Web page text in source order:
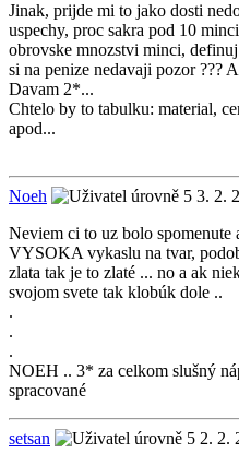
Jinak, prijde mi to jako dosti
uspechy, proc sakra pod 10
obrovske mnozstvi minci,
si na penize nedavaji pozor ???
Davam 2*...
Chtelo by to tabulku: material,
apod...
Noeh
3. 2.
Neviem ci to uz bolo spomenute
VYSOKA vykaslu na tvar,
zlata tak je to zlaté ... no a ak
svojom svete tak klobúk dole ..
.
.
.
NOEH .. 3* za celkom slušný
spracované
setsan
2. 2.